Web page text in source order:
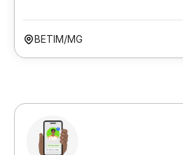
BETIM/MG